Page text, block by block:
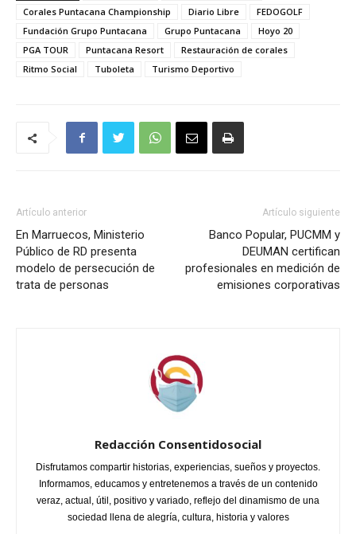
Corales Puntacana Championship
Diario Libre
FEDOGOLF
Fundación Grupo Puntacana
Grupo Puntacana
Hoyo 20
PGA TOUR
Puntacana Resort
Restauración de corales
Ritmo Social
Tuboleta Turismo Deportivo
Artículo anterior
En Marruecos, Ministerio
Público de RD presenta
modelo de persecución de
trata de personas
Artículo siguiente
Banco Popular, PUCMM y
DEUMAN certifican
profesionales en medición de
emisiones corporativas
Redacción Consentidosocial
Disfrutamos compartir historias, experiencias, sueños y proyectos.
Informamos, educamos y entretenemos a través de un contenido
veraz, actual, útil, positivo y variado, reflejo del dinamismo de una
sociedad llena de alegría, cultura, historia y valores